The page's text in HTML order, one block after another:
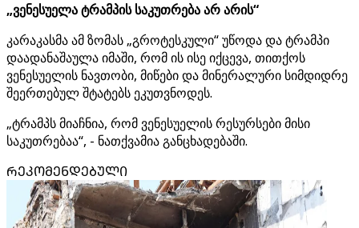
„ვენესუელა ტრამპის საკუთრება არ არის“
კარაკასმა ამ ზომას „გროტესკული“ უწოდა და ტრამპი
დაადანაშაულა იმაში, რომ ის ისე იქცევა, თითქოს
ვენესუელის ნავთობი, მიწები და მინერალური სიმდიდრე
შეერთებულ შტატებს ეკუთვნოდეს.
„ტრამპს მიაჩნია, რომ ვენესუელის რესურსები მისი
საკუთრებაა“, - ნათქვამია განცხადებაში.
ᲠᲔᲙᲝᲛᲔᲜᲓᲔᲑᲣᲚᲘ